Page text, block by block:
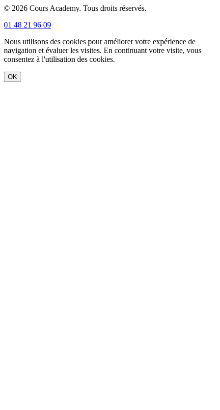
© 2026 Cours Academy. Tous droits réservés.
01 48 21 96 09
Nous utilisons des cookies pour améliorer votre expérience de
navigation et évaluer les visites. En continuant votre visite, vous
consentez à l'utilisation des cookies.
OK